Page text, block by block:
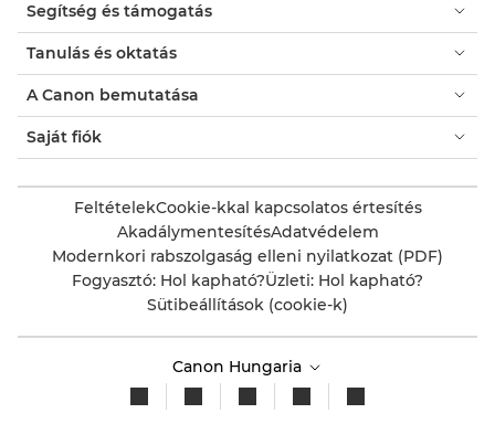
Segítség és támogatás
Tanulás és oktatás
A Canon bemutatása
Saját fiók
FeltételekCookie-kkal kapcsolatos értesítés
AkadálymentesítésAdatvédelem
Modernkori rabszolgaság elleni nyilatkozat (PDF)
Fogyasztó: Hol kapható?Üzleti: Hol kapható?
Sütibeállítások (cookie-k)
Canon Hungaria